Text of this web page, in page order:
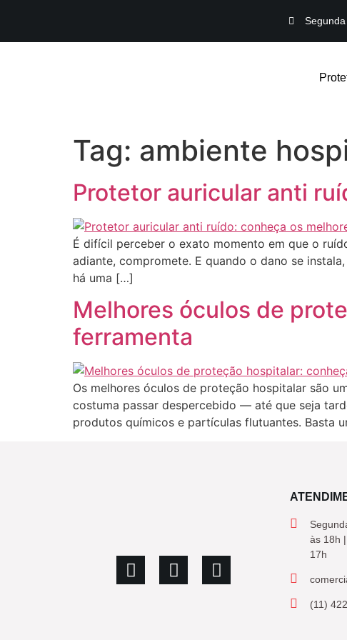
Tag: ambiente
Protetor auricular anti
É difícil perceber o exato momento em que o
adiante, compromete. E quando o dano se
há uma […]
Melhores óculos de
ferramenta
Os melhores óculos de proteção hospitalar são
costuma passar despercebido — até que seja
produtos químicos e partículas flutuantes. Basta
às 18h
17h
(11)